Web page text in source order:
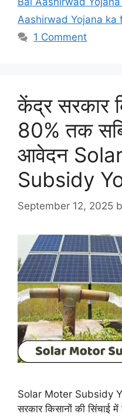
Aashirwad Yojana ka
1 Comment
केंद्र सरकार
80% तक
आवेदन
Subsidy
September 12, 2025
Solar Moter Subsidy
सरकार किसानों की सिंचाई